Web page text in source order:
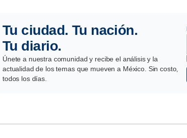
Tu ciudad. Tu nación.
Tu diario.
Únete a nuestra comunidad y recibe el análisis y la
actualidad de los temas que mueven a México. Sin costo,
todos los días.